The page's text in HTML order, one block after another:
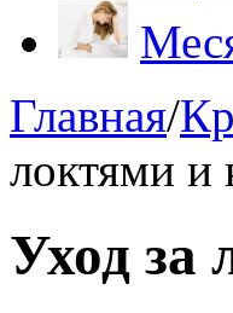
Главная/
локтями и
Уход за